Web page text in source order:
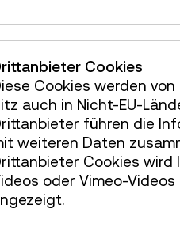
Cookies
Cookies werden
auch in Nicht-EU-
führen die
weiteren Daten
Cookies wird
oder Vimeo-